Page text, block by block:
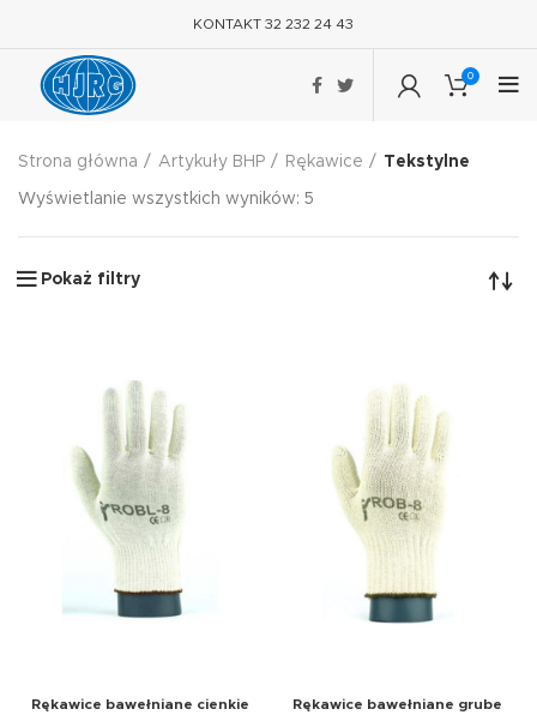
KONTAKT 32 232 24 43
0
Strona główna Artykuły BHP Rękawice Tekstylne
Wyświetlanie wszystkich wyników: 5
Pokaż filtry
Rękawice bawełniane cienkie Rękawice bawełniane grube